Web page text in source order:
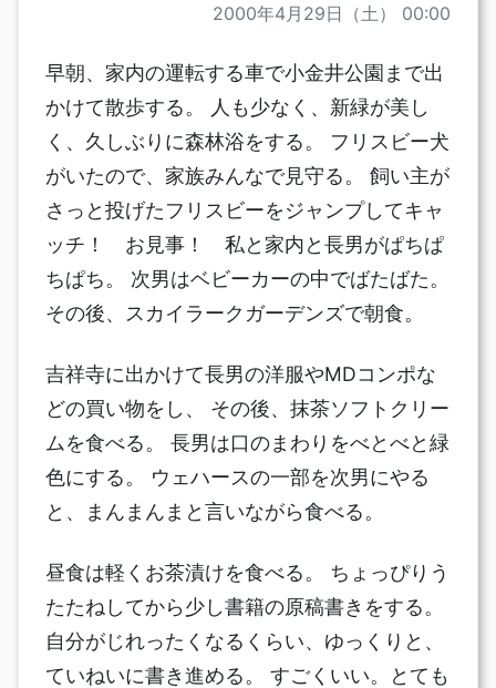
2000年4月29日（土） 00:00
早朝、家内の運転する車で小金井公園まで出
かけて散歩する。 人も少なく、新緑が美し
く、久しぶりに森林浴をする。 フリスビー犬
がいたので、家族みんなで見守る。 飼い主が
さっと投げたフリスビーをジャンプしてキャ
ッチ！ お見事！ 私と家内と長男がぱちぱ
ちぱち。 次男はベビーカーの中でばたばた。
その後、スカイラークガーデンズで朝食。
吉祥寺に出かけて長男の洋服やMDコンポな
どの買い物をし、 その後、抹茶ソフトクリー
ムを食べる。 長男は口のまわりをべとべと緑
色にする。 ウェハースの一部を次男にやる
と、まんまんまと言いながら食べる。
昼食は軽くお茶漬けを食べる。 ちょっぴりう
たたねしてから少し書籍の原稿書きをする。
自分がじれったくなるくらい、ゆっくりと、
ていねいに書き進める。 すごくいい。とても